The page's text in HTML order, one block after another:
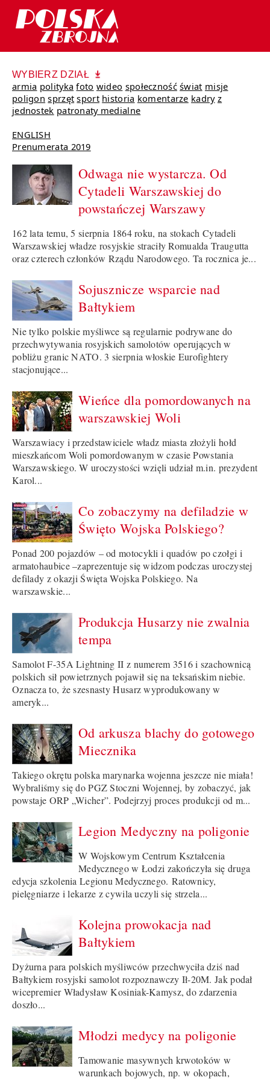
WYBIERZ DZIAŁ
armia polityka foto wideo społeczność świat misje
poligon sprzęt sport historia komentarze kadry z
jednostek patronaty medialne
ENGLISH
Prenumerata 2019
Odwaga nie wystarcza. Od
Cytadeli Warszawskiej do
powstańczej Warszawy
162 lata temu, 5 sierpnia 1864 roku, na stokach Cytadeli
Warszawskiej władze rosyjskie straciły Romualda Traugutta
oraz czterech członków Rządu Narodowego. Ta rocznica je...
Sojusznicze wsparcie nad
Bałtykiem
Nie tylko polskie myśliwce są regularnie podrywane do
przechwytywania rosyjskich samolotów operujących w
pobliżu granic NATO. 3 sierpnia włoskie Eurofightery
stacjonujące...
Wieńce dla pomordowanych na
warszawskiej Woli
Warszawiacy i przedstawiciele władz miasta złożyli hołd
mieszkańcom Woli pomordowanym w czasie Powstania
Warszawskiego. W uroczystości wzięli udział m.in. prezydent
Karol...
Co zobaczymy na defiladzie w
Święto Wojska Polskiego?
Ponad 200 pojazdów – od motocykli i quadów po czołgi i
armatohaubice –zaprezentuje się widzom podczas uroczystej
defilady z okazji Święta Wojska Polskiego. Na
warszawskie...
Produkcja Husarzy nie zwalnia
tempa
Samolot F-35A Lightning II z numerem 3516 i szachownicą
polskich sił powietrznych pojawił się na teksańskim niebie.
Oznacza to, że szesnasty Husarz wyprodukowany w
ameryk...
Od arkusza blachy do gotowego
Miecznika
Takiego okrętu polska marynarka wojenna jeszcze nie miała!
Wybraliśmy się do PGZ Stoczni Wojennej, by zobaczyć, jak
powstaje ORP „Wicher”. Podejrzyj proces produkcji od m...
Legion Medyczny na poligonie
W Wojskowym Centrum Kształcenia
Medycznego w Łodzi zakończyła się druga
edycja szkolenia Legionu Medycznego. Ratownicy,
pielęgniarze i lekarze z cywila uczyli się strzela...
Kolejna prowokacja nad
Bałtykiem
Dyżurna para polskich myśliwców przechwyciła dziś nad
Bałtykiem rosyjski samolot rozpoznawczy Ił-20M. Jak podał
wicepremier Władysław Kosiniak-Kamysz, do zdarzenia
doszło...
Młodzi medycy na poligonie
Tamowanie masywnych krwotoków w
warunkach bojowych, np. w okopach,